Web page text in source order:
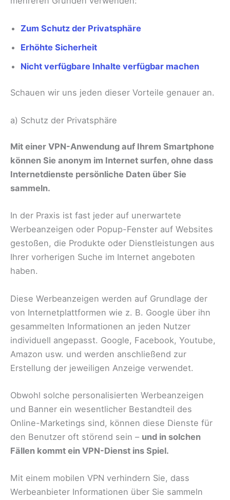
Zum Schutz der Privatsphäre
Erhöhte Sicherheit
Nicht verfügbare Inhalte verfügbar machen
Schauen wir uns jeden dieser Vorteile genauer an.
a) Schutz der Privatsphäre
Mit einer VPN-Anwendung auf Ihrem Smartphone
können Sie anonym im Internet surfen, ohne dass
Internetdienste persönliche Daten über Sie
sammeln.
In der Praxis ist fast jeder auf unerwartete
Werbeanzeigen oder Popup-Fenster auf Websites
gestoßen, die Produkte oder Dienstleistungen aus
Ihrer vorherigen Suche im Internet angeboten
haben.
Diese Werbeanzeigen werden auf Grundlage der
von Internetplattformen wie z. B. Google über ihn
gesammelten Informationen an jeden Nutzer
individuell angepasst. Google, Facebook, Youtube,
Amazon usw. und werden anschließend zur
Erstellung der jeweiligen Anzeige verwendet.
Obwohl solche personalisierten Werbeanzeigen
und Banner ein wesentlicher Bestandteil des
Online-Marketings sind, können diese Dienste für
den Benutzer oft störend sein – und in solchen
Fällen kommt ein VPN-Dienst ins Spiel.
Mit einem mobilen VPN verhindern Sie, dass
Werbeanbieter Informationen über Sie sammeln